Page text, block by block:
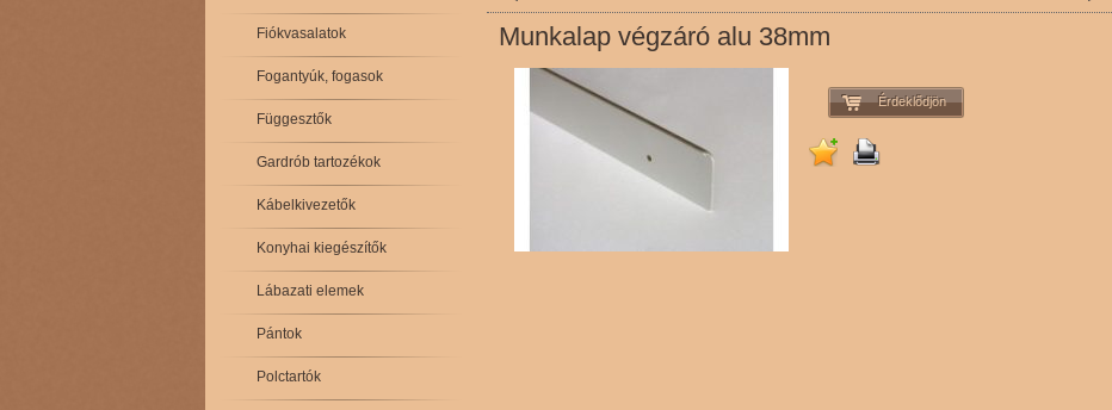
Fiókvasalatok
Fogantyúk, fogasok
Függesztők
Gardrób tartozékok
Kábelkivezetők
Konyhai kiegészítők
Lábazati elemek
Pántok
Polctartók
Munkalap végzáró alu 38mm
Érdeklődjön